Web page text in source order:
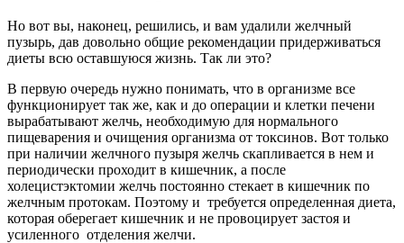
Но вот вы, наконец, решились, и вам удалили желчный
пузырь, дав довольно общие рекомендации придерживаться
диеты всю оставшуюся жизнь. Так ли это?
В первую очередь нужно понимать, что в организме все
функционирует так же, как и до операции и клетки печени
вырабатывают желчь, необходимую для нормального
пищеварения и очищения организма от токсинов. Вот только
при наличии желчного пузыря желчь скапливается в нем и
периодически проходит в кишечник, а после
холецистэктомии желчь постоянно стекает в кишечник по
желчным протокам. Поэтому и требуется определенная диета,
которая оберегает кишечник и не провоцирует застоя и
усиленного отделения желчи.